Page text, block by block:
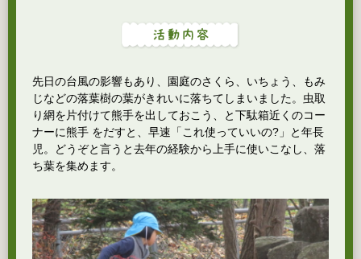
先日の台風の影響もあり、園庭のさくら、いちょう、もみ
じなどの落葉樹の葉がきれいに落ちてしまいました。虫取
り網を片付けて熊手を出しておこう、と下駄箱近くのコー
ナーに熊手 をだすと、早速「これ使っていいの?」と年長
児。どうぞと言うと去年の経験から上手に使いこなし、落
ち葉を集めます。